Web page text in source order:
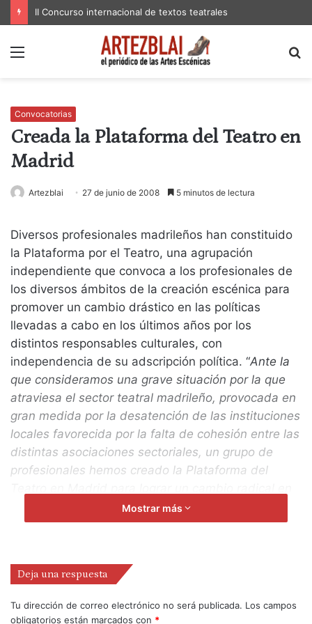
II Concurso internacional de textos teatrales
Menú
Convocatorias
Creada la Plataforma del Teatro en
Madrid
Artezblai 27 de junio de 2008 5 minutos de lectura
Diversos profesionales madrileños han constituido
la Plataforma por el Teatro, una agrupación
independiente que convoca a los profesionales de
los diversos ámbitos de la creación escénica para
promover un cambio drástico en las políticas
llevadas a cabo en los últimos años por los
distintos responsables culturales, con
independencia de su adscripción política. “Ante la
que consideramos una grave situación por la que
atraviesa el sector teatral madrileño, provocada en
gran medida por la desatención de las instituciones
locales favorecida por la falta de cohesión entre las
distintas asociaciones sectoriales, un grupo de
profesionales hemos creado la Plataforma del
las políticas culturales desplegadas hasta el
momento tanto por el Ayuntamiento como por la
inaugural para que, si lo tenéis a bien, lo suscribáis
o, en su defecto, contribuyáis con vuestras
para la mejora de nuestro teatro. Vuestras
Mostrar más
Deja una respuesta
Tu dirección de correo electrónico no será publicada. Los campos
obligatorios están marcados con *